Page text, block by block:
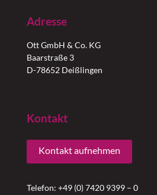
Adresse
Ott GmbH & Co. KG
Baarstraße 3
D-78652 Deißlingen
Kontakt
Kontakt aufnehmen
Telefon: +49 (0) 7420 9399 – 0